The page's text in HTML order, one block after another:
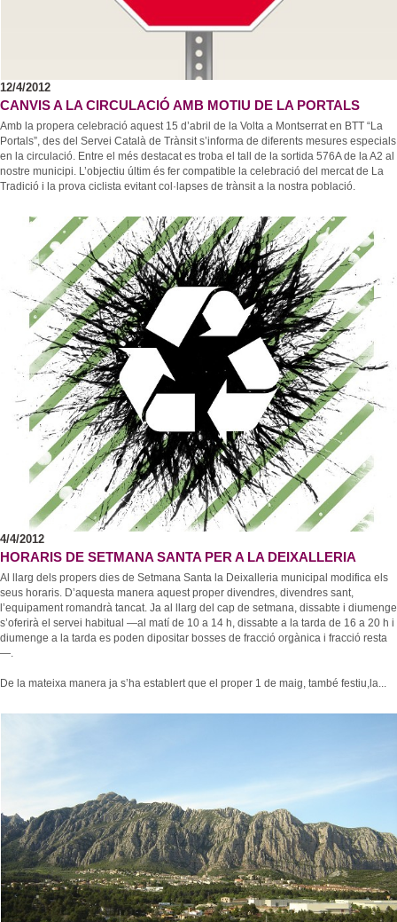
Reparcel·lació del Bosc del Misser
Modificació Puntual del Pla General d’Ordenació de la zona esportiva de Collbató
Urbanisme - Avantprojecte reforma i ampliació A2
Projecte d’ordenança d’edificació i ús del sòl de l’Ajuntament de Collbató
ORDENANÇA REGULADORA TERRASSES DE BAR I MOBILIARI
Avanç POUM 2012
Programa de Participació 2012
Consultori Mèdic Local
Menjar, dormir i comprar
Empreses i comerços
Entitats i associacions
Llocs d'interès
Subministraments
Calendari de neteja viària
El Porta a Porta a Collbató
Personatges il·lustres
Llocs d'interès
Horari de visites guiades
Més informació
Localització
12/4/2012
CANVIS A LA CIRCULACIÓ AMB MOTIU DE LA PORTALS
Amb la propera celebració aquest 15 d’abril de la Volta a Montserrat en BTT “La
Portals”, des del Servei Català de Trànsit s’informa de diferents mesures especials
en la circulació. Entre el més destacat es troba el tall de la sortida 576A de la A2 al
nostre municipi. L’objectiu últim és fer compatible la celebració del mercat de La
Tradició i la prova ciclista evitant col·lapses de trànsit a la nostra població.
4/4/2012
HORARIS DE SETMANA SANTA PER A LA DEIXALLERIA
Al llarg dels propers dies de Setmana Santa la Deixalleria municipal modifica els
seus horaris. D’aquesta manera aquest proper divendres, divendres sant,
l’equipament romandrà tancat. Ja al llarg del cap de setmana, dissabte i diumenge
s’oferirà el servei habitual —al matí de 10 a 14 h, dissabte a la tarda de 16 a 20 h i
diumenge a la tarda es poden dipositar bosses de fracció orgànica i fracció resta
—.
De la mateixa manera ja s’ha establert que el proper 1 de maig, també festiu,la...